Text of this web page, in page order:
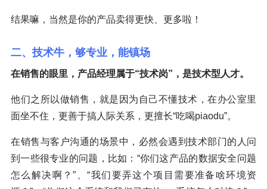
结果嘛，当然是你的产品卖得更快、更多啦！
二、技术牛，够专业，能镇场
在销售的眼里，产品经理属于“技术岗”，是技术型人才。
他们之所以做销售，就是因为自己不懂技术，在办公室里
面坐不住，更善于搞人际关系，更擅长“吃喝piaodu”。
在销售与客户沟通的场景中，必然会遇到技术部门的人问
到一些很专业的问题，比如：“你们这产品的数据安全问题
怎么解决啊？”、“我们要弄这个项目需要准备啥环境资